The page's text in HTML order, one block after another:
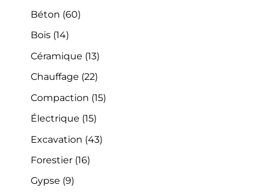
Béton (60)
Bois (14)
Céramique (13)
Chauffage (22)
Compaction (15)
Électrique (15)
Excavation (43)
Forestier (16)
Gypse (9)